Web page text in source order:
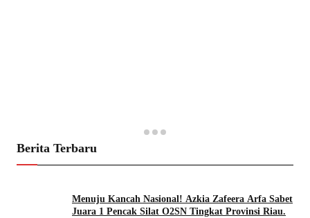
Berita Terbaru
Menuju Kancah Nasional! Azkia Zafeera Arfa Sabet
Juara 1 Pencak Silat O2SN Tingkat Provinsi Riau.